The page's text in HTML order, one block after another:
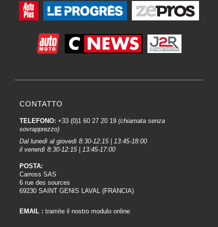
CONTATTO
TELEFONO: +33 (0)1 60 27 20 19 (chiamata senza
sovrapprezzo)
Dal lunedì al giovedì 8:30-12:15 | 13:45-18:00
il venerdì 8:30-12:15 | 13:45-17:00
POSTA:
Carross SAS
6 rue des sources
69230 SAINT GENIS LAVAL (FRANCIA)
EMAIL : tramite il nostro modulo online